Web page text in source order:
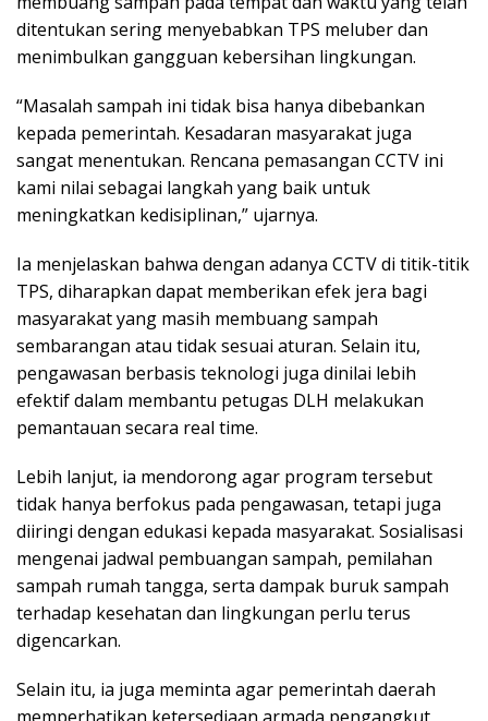
ditentukan sering menyebabkan TPS meluber dan
menimbulkan gangguan kebersihan lingkungan.
“Masalah sampah ini tidak bisa hanya dibebankan
kepada pemerintah. Kesadaran masyarakat juga
sangat menentukan. Rencana pemasangan CCTV ini
kami nilai sebagai langkah yang baik untuk
meningkatkan kedisiplinan,” ujarnya.
Ia menjelaskan bahwa dengan adanya CCTV di titik-titik
TPS, diharapkan dapat memberikan efek jera bagi
masyarakat yang masih membuang sampah
sembarangan atau tidak sesuai aturan. Selain itu,
pengawasan berbasis teknologi juga dinilai lebih
efektif dalam membantu petugas DLH melakukan
pemantauan secara real time.
Lebih lanjut, ia mendorong agar program tersebut
tidak hanya berfokus pada pengawasan, tetapi juga
diiringi dengan edukasi kepada masyarakat. Sosialisasi
mengenai jadwal pembuangan sampah, pemilahan
sampah rumah tangga, serta dampak buruk sampah
terhadap kesehatan dan lingkungan perlu terus
digencarkan.
Selain itu, ia juga meminta agar pemerintah daerah